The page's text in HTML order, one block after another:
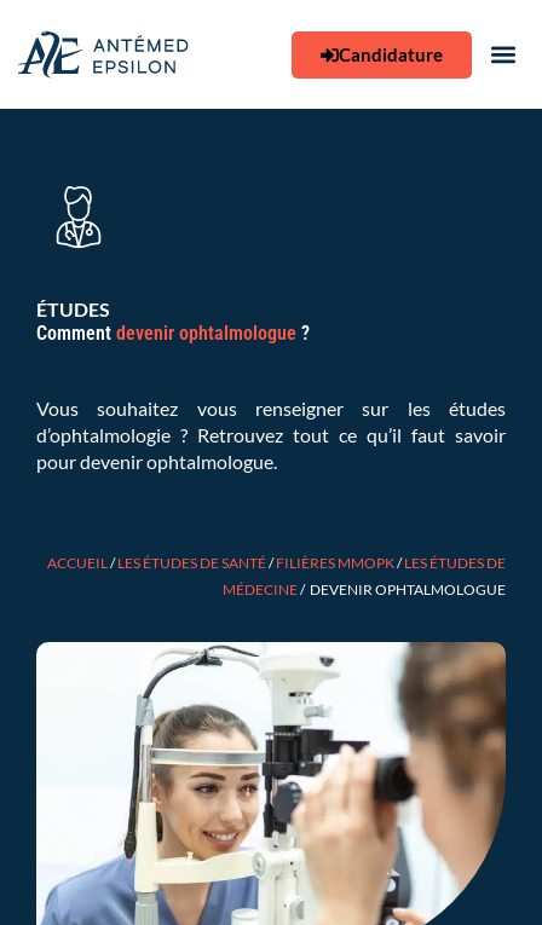
contenu
Candidature
ÉTUDES
Comment devenir ophtalmologue ?
Vous souhaitez vous renseigner sur les études
d’ophtalmologie ? Retrouvez tout ce qu’il faut savoir
pour devenir ophtalmologue.
ACCUEIL/LES ÉTUDES DE SANTÉ/FILIÈRES MMOPK/LES ÉTUDES DE
MÉDECINE/ DEVENIR OPHTALMOLOGUE